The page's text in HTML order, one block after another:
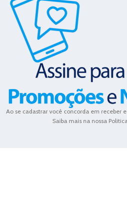
Ao se cadastrar você concorda em receber
Saiba mais na nossa